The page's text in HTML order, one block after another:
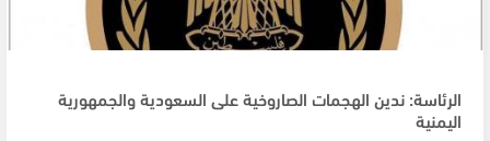
الرئاسة: ندين الهجمات الصاروخية على السعودية والجمهورية
اليمنية